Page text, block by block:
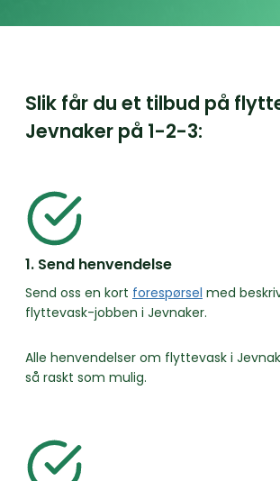
Slik får du et tilbud på
Jevnaker på 1-2-3:
1. Send henvendelse
Send oss en kort forespørsel med
flyttevask-jobben i Jevnaker.
Alle henvendelser om flyttevask i
så raskt som mulig.